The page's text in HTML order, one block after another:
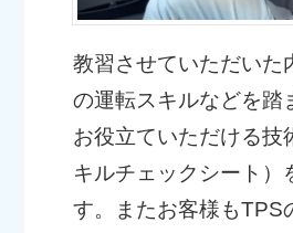
教習させていただいた
の運転スキルなどを踏
お役立ていただける技
キルチェックシート）
す。またお客様もTPS